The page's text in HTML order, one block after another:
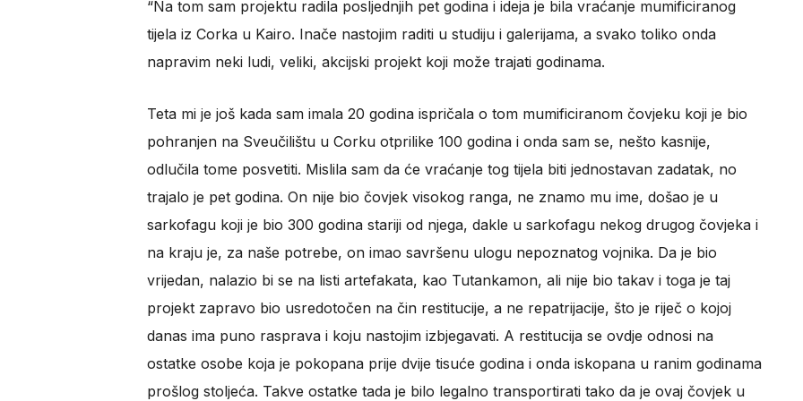
“Na tom sam projektu radila posljednjih pet godina i ideja je bila vraćanje mumificiranog
tijela iz Corka u Kairo. Inače nastojim raditi u studiju i galerijama, a svako toliko onda
napravim neki ludi, veliki, akcijski projekt koji može trajati godinama.
Teta mi je još kada sam imala 20 godina ispričala o tom mumificiranom čovjeku koji je bio
pohranjen na Sveučilištu u Corku otprilike 100 godina i onda sam se, nešto kasnije,
odlučila tome posvetiti. Mislila sam da će vraćanje tog tijela biti jednostavan zadatak, no
trajalo je pet godina. On nije bio čovjek visokog ranga, ne znamo mu ime, došao je u
sarkofagu koji je bio 300 godina stariji od njega, dakle u sarkofagu nekog drugog čovjeka i
na kraju je, za naše potrebe, on imao savršenu ulogu nepoznatog vojnika. Da je bio
vrijedan, nalazio bi se na listi artefakata, kao Tutankamon, ali nije bio takav i toga je taj
projekt zapravo bio usredotočen na čin restitucije, a ne repatrijacije, što je riječ o kojoj
danas ima puno rasprava i koju nastojim izbjegavati. A restitucija se ovdje odnosi na
ostatke osobe koja je pokopana prije dvije tisuće godina i onda iskopana u ranim godinama
prošlog stoljeća. Takve ostatke tada je bilo legalno transportirati tako da je ovaj čovjek u